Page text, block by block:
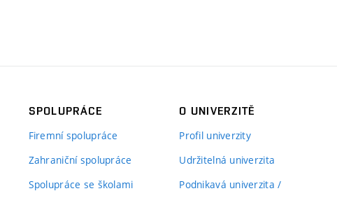
SPOLUPRÁCE
Firemní spolupráce
Zahraniční spolupráce
Spolupráce se školami
O UNIVERZITĚ
Profil univerzity
Udržitelná univerzita
Podnikavá univerzita /